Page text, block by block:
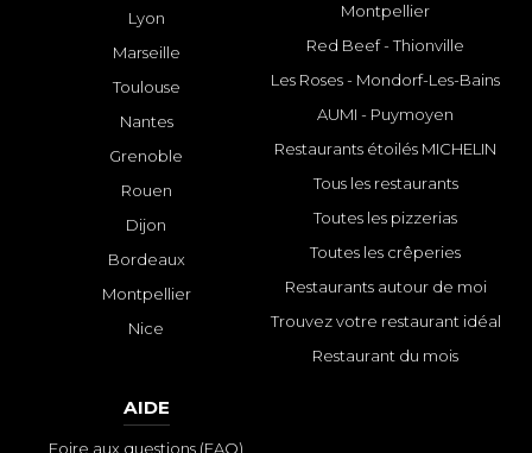
Lyon
Marseille
Toulouse
Nantes
Grenoble
Rouen
Dijon
Bordeaux
Montpellier
Nice
Montpellier
Red Beef - Thionville
Les Roses - Mondorf-Les-Bains
AUMI - Puymoyen
Restaurants étoilés MICHELIN
Tous les restaurants
Toutes les pizzerias
Toutes les crêperies
Restaurants autour de moi
Trouvez votre restaurant idéal
Restaurant du mois
AIDE
Foire aux questions (FAQ)